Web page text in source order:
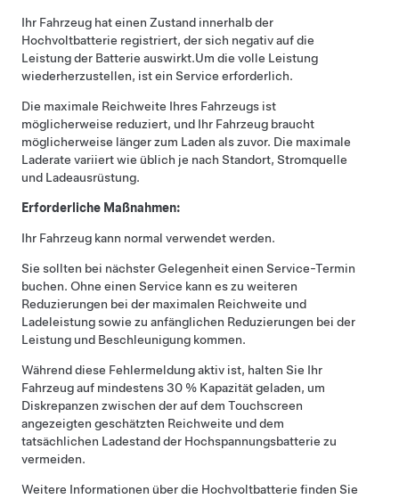
Ihr Fahrzeug hat einen Zustand innerhalb der
Hochvoltbatterie registriert, der sich negativ auf die
Leistung der Batterie auswirkt.Um die volle Leistung
wiederherzustellen, ist ein Service erforderlich.
Die maximale Reichweite Ihres Fahrzeugs ist
möglicherweise reduziert, und Ihr Fahrzeug braucht
möglicherweise länger zum Laden als zuvor. Die maximale
Laderate variiert wie üblich je nach Standort, Stromquelle
und Ladeausrüstung.
Erforderliche Maßnahmen:
Ihr Fahrzeug kann normal verwendet werden.
Sie sollten bei nächster Gelegenheit einen Service-Termin
buchen. Ohne einen Service kann es zu weiteren
Reduzierungen bei der maximalen Reichweite und
Ladeleistung sowie zu anfänglichen Reduzierungen bei der
Leistung und Beschleunigung kommen.
Während diese Fehlermeldung aktiv ist, halten Sie Ihr
Fahrzeug auf mindestens 30 % Kapazität geladen, um
Diskrepanzen zwischen der auf dem Touchscreen
angezeigten geschätzten Reichweite und dem
tatsächlichen Ladestand der Hochspannungsbatterie zu
vermeiden.
Weitere Informationen über die Hochvoltbatterie finden Sie